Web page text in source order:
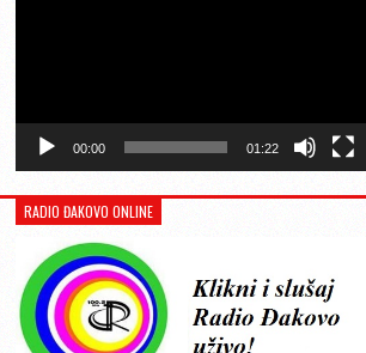
00:00 01:22
RADIO ĐAKOVO ONLINE